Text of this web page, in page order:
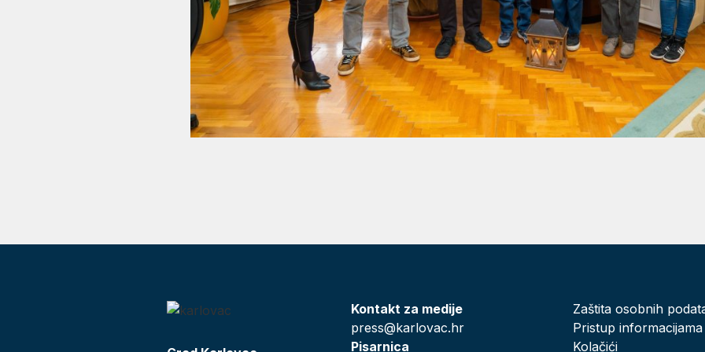
Kontakt za medije
press@karlovac.hr
Pisarnica
Zaštita osobnih
Pristup informacijama
Kolačići